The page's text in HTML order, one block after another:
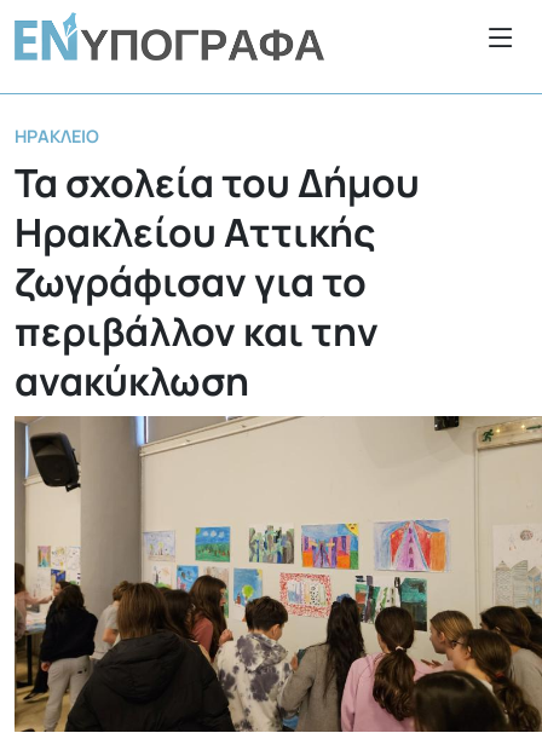
ΗΡΆΚΛΕΙΟ
Τα σχολεία του Δήμου
Ηρακλείου Αττικής
ζωγράφισαν για το
περιβάλλον και την
ανακύκλωση